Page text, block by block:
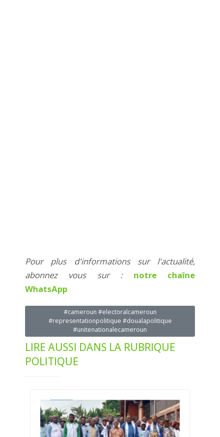
Pour plus d'informations sur l'actualité,
abonnez vous sur : notre chaîne
WhatsApp
#cameroun #electoralcameroun
#representationpolitique #doualapolitique
#unitenationalecameroun
LIRE AUSSI DANS LA RUBRIQUE
POLITIQUE